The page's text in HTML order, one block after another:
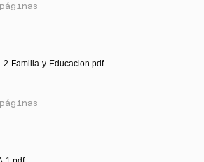
2-Familia-y-Educacion.pdf